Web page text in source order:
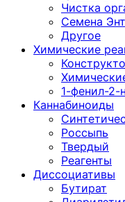
Чистка
Семена
Другое
Химические
1-фенил-2-
Каннабиноиды
Россыпь
Твердый
Реагенты
Диссоциативы
Бутират